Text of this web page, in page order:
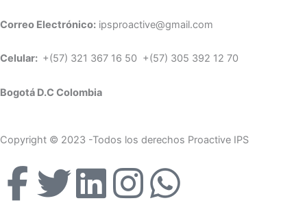
Correo Electrónico: ipsproactive@gmail.com
Celular: +(57) 321 367 16 50 +(57) 305 392 12 70
Bogotá D.C Colombia
Copyright © 2023 -Todos los derechos Proactive IPS
F
T L I
W